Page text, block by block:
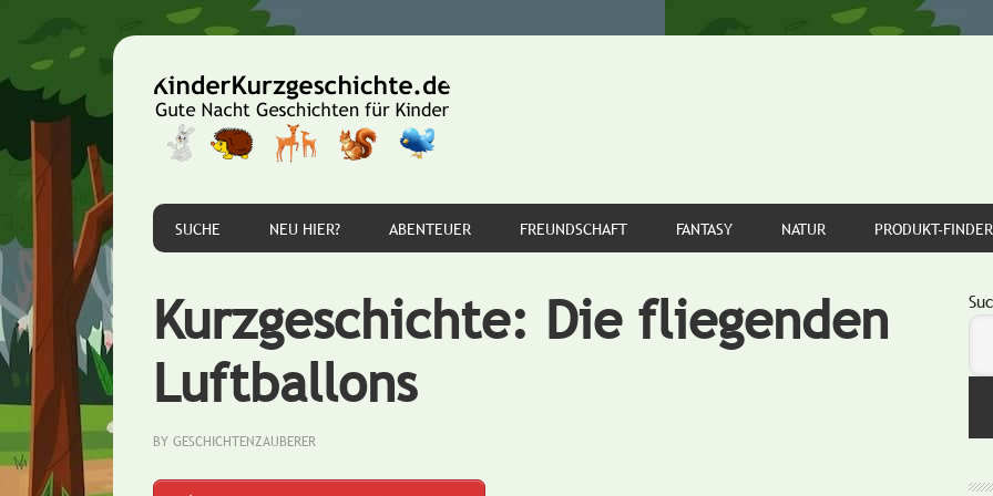
Hauptnavigation
springen
springen
Seitenspalte
springen
SUCHE NEU HIER? ABENTEUER FREUNDSCHAFT FANTASY NATUR PRODUKT-FINDER
Kurzgeschichte: Die fliegenden
Luftballons
BY GESCHICHTENZAUBERER